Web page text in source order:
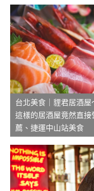
台北美食｜貍君居酒
這樣的居酒屋竟然直
薦、捷運中山站美食